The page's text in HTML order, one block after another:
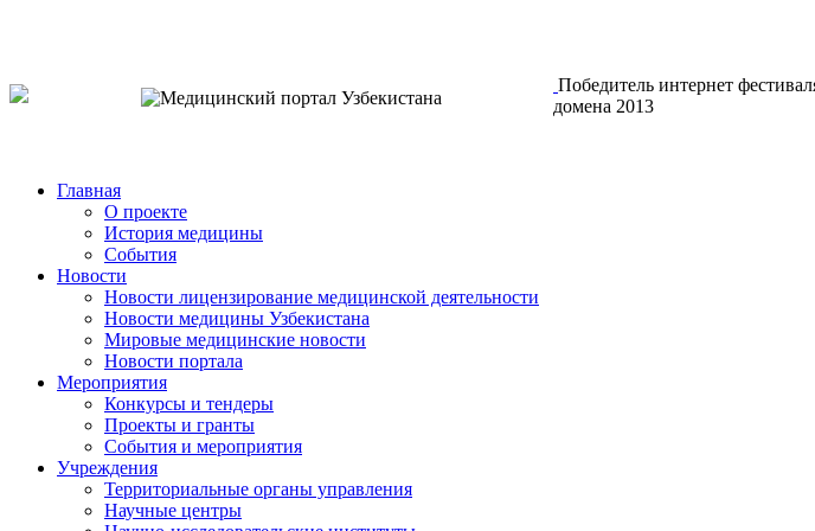
Победитель интернет
домена 2013
Главная
О проекте
История медицины
События
Новости
Новости лицензирование медицинской деятельности
Новости медицины Узбекистана
Мировые медицинские новости
Новости портала
Мероприятия
Конкурсы и тендеры
Проекты и гранты
События и мероприятия
Учреждения
Территориальные органы управления
Научные центры